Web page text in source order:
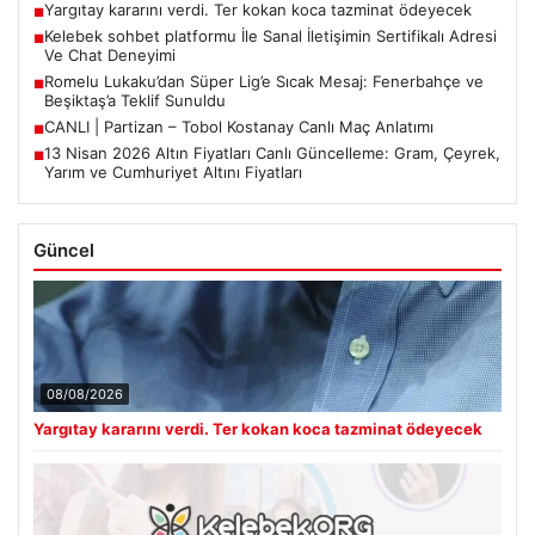
■Yargıtay kararını verdi. Ter kokan koca tazminat ödeyecek
■Kelebek sohbet platformu İle Sanal İletişimin Sertifikalı Adresi
Ve Chat Deneyimi
■Romelu Lukaku’dan Süper Lig’e Sıcak Mesaj: Fenerbahçe ve
Beşiktaş’a Teklif Sunuldu
■CANLI | Partizan – Tobol Kostanay Canlı Maç Anlatımı
■13 Nisan 2026 Altın Fiyatları Canlı Güncelleme: Gram, Çeyrek,
Yarım ve Cumhuriyet Altını Fiyatları
Güncel
08/08/2026
Yargıtay kararını verdi. Ter kokan koca tazminat ödeyecek